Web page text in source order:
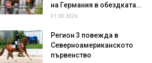
на Германия в обездката...
01.08.2026
Регион 3 повежда в
Северноамериканското
първенство